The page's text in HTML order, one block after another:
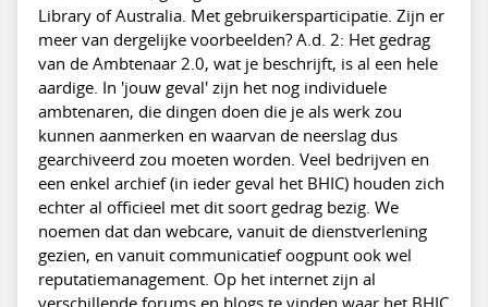
Library of Australia. Met gebruikersparticipatie. Zijn er
meer van dergelijke voorbeelden? A.d. 2: Het gedrag
van de Ambtenaar 2.0, wat je beschrijft, is al een hele
aardige. In 'jouw geval' zijn het nog individuele
ambtenaren, die dingen doen die je als werk zou
kunnen aanmerken en waarvan de neerslag dus
gearchiveerd zou moeten worden. Veel bedrijven en
een enkel archief (in ieder geval het BHIC) houden zich
echter al officieel met dit soort gedrag bezig. We
noemen dat dan webcare, vanuit de dienstverlening
gezien, en vanuit communicatief oogpunt ook wel
reputatiemanagement. Op het internet zijn al